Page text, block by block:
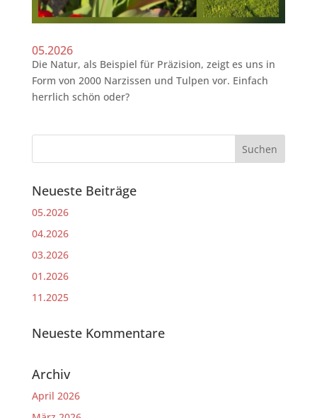
05.2026
Die Natur, als Beispiel für Präzision, zeigt es uns in
Form von 2000 Narzissen und Tulpen vor. Einfach
herrlich schön oder?
Neueste Beiträge
05.2026
04.2026
03.2026
01.2026
11.2025
Neueste Kommentare
Archiv
April 2026